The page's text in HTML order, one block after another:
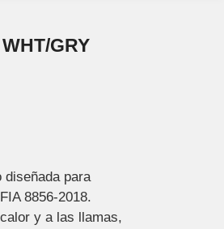
GRY
diseñada para
8856-2018.
y a las llamas,